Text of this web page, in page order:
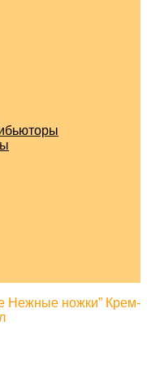
Нежные ножки” Крем-